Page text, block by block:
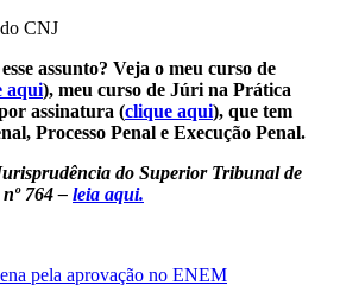
CNJ
assunto? Veja o meu curso de
aqui), meu curso de Júri na Prática
assinatura (clique aqui), que tem
Processo Penal e Execução Penal.
do Superior Tribunal de
764 – leia aqui.
pela aprovação no ENEM